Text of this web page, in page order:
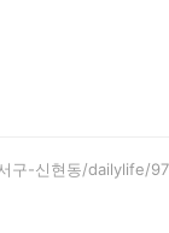
구-신현동/dailylife/